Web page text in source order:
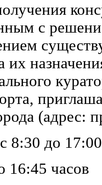
с
(адрес:
8:30 до
16:45 часов